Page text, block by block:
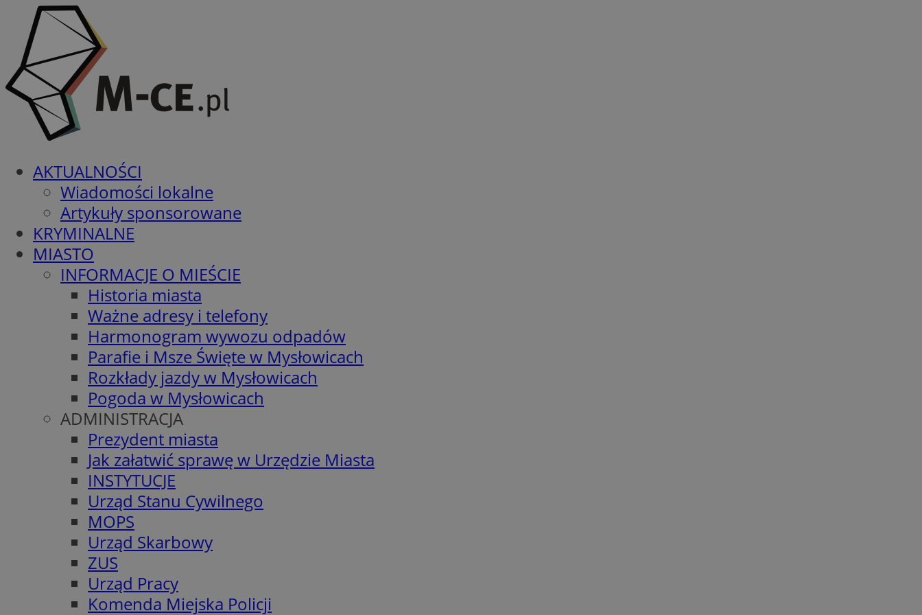
AKTUALNOŚCI
Wiadomości lokalne
Artykuły sponsorowane
KRYMINALNE
MIASTO
INFORMACJE O MIEŚCIE
Historia miasta
Ważne adresy i telefony
Harmonogram wywozu odpadów
Parafie i Msze Święte w Mysłowicach
Rozkłady jazdy w Mysłowicach
Pogoda w Mysłowicach
ADMINISTRACJA
Prezydent miasta
Jak załatwić sprawę w Urzędzie Miasta
INSTYTUCJE
Urząd Stanu Cywilnego
MOPS
Urząd Skarbowy
ZUS
Urząd Pracy
Komenda Miejska Policji